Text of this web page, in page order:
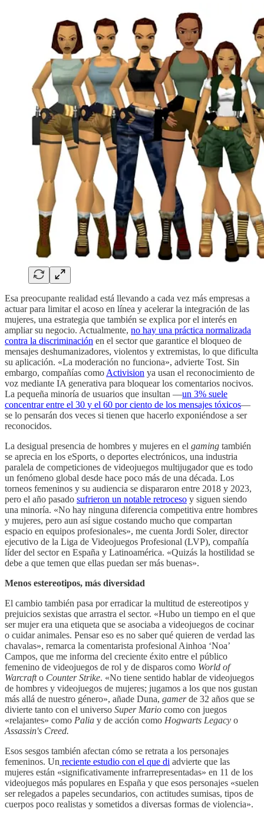
Esa preocupante realidad está llevando a cada vez más empresas a
actuar para limitar el acoso en línea y acelerar la integración de las
mujeres, una estrategia que también se explica por el interés en
ampliar su negocio. Actualmente, no hay una práctica normalizada
contra la discriminación en el sector que garantice el bloqueo de
mensajes deshumanizadores, violentos y extremistas, lo que dificulta
su aplicación. «La moderación no funciona», advierte Tost. Sin
embargo, compañías como Activision ya usan el reconocimiento de
voz mediante IA generativa para bloquear los comentarios nocivos.
La pequeña minoría de usuarios que insultan —un 3% suele
concentrar entre el 30 y el 60 por ciento de los mensajes tóxicos—
se lo pensarán dos veces si tienen que hacerlo exponiéndose a ser
reconocidos.
La desigual presencia de hombres y mujeres en el gaming también
se aprecia en los eSports, o deportes electrónicos, una industria
paralela de competiciones de videojuegos multijugador que es todo
un fenómeno global desde hace poco más de una década. Los
torneos femeninos y su audiencia se dispararon entre 2018 y 2023,
pero el año pasado sufrieron un notable retroceso y siguen siendo
una minoría. «No hay ninguna diferencia competitiva entre hombres
y mujeres, pero aun así sigue costando mucho que compartan
espacio en equipos profesionales», me cuenta Jordi Soler, director
ejecutivo de la Liga de Videojuegos Profesional (LVP), compañía
líder del sector en España y Latinoamérica. «Quizás la hostilidad se
debe a que temen que ellas puedan ser más buenas».
Menos estereotipos, más diversidad
El cambio también pasa por erradicar la multitud de estereotipos y
prejuicios sexistas que arrastra el sector. «Hubo un tiempo en el que
ser mujer era una etiqueta que se asociaba a videojuegos de cocinar
o cuidar animales. Pensar eso es no saber qué quieren de verdad las
chavalas», remarca la comentarista profesional Ainhoa ‘Noa’
Campos, que me informa del creciente éxito entre el público
femenino de videojuegos de rol y de disparos como World of
Warcrafto Counter Strike. «No tiene sentido hablar de videojuegos
de hombres y videojuegos de mujeres; jugamos a los que nos gustan
más allá de nuestro género», añade Duna, gamerde 32 años que se
divierte tanto con el universo Super Mario como con juegos
«relajantes» como Palia y de acción como Hogwarts Legacy o
Assassin's Creed.
Esos sesgos también afectan cómo se retrata a los personajes
femeninos. Un reciente estudio con el que di advierte que las
mujeres están «significativamente infrarrepresentadas» en 11 de los
videojuegos más populares en España y que esos personajes «suelen
ser relegados a papeles secundarios, con actitudes sumisas, tipos de
cuerpos poco realistas y sometidos a diversas formas de violencia».